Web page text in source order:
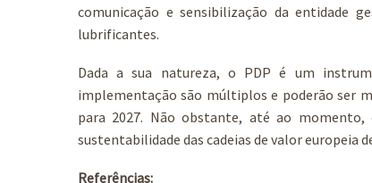
comunicação e sensibilização da entidade
lubrificantes.
Dada a sua natureza, o PDP é um
implementação são múltiplos e poderão ser
para 2027. Não obstante, até ao
sustentabilidade das cadeias de valor europeia
Referências: